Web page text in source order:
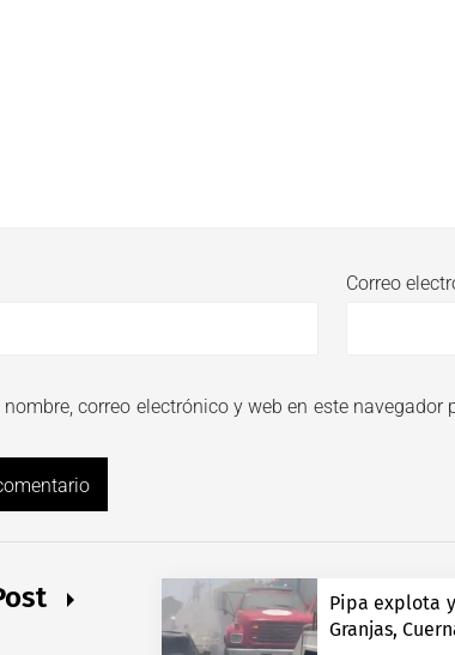
Correo
correo electrónico y web en este
Pipa explota
Granjas,